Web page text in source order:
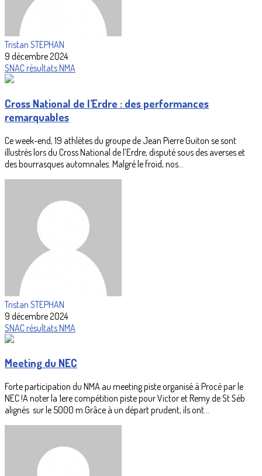
Tristan STEPHAN
9 décembre 2024
SNACrésultatsNMA
Cross National de l’Erdre : des performances
remarquables
Ce week-end, 19 athlètes du groupe de Jean Pierre Guiton se sont
illustrés lors du Cross National de l’Erdre, disputé sous des averses et
des bourrasques automnales. Malgré le froid, nos...
Tristan STEPHAN
9 décembre 2024
SNACrésultatsNMA
Meeting du NEC
Forte participation du NMA au meeting piste organisé à Procé par le
NEC !A noter la 1ere compétition piste pour Victor et Remy de St Séb
alignés sur le 5000 m.Grâce à un départ prudent, ils ont...